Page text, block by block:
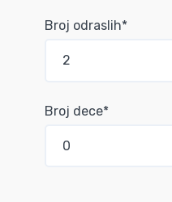
Broj odraslih*
Broj dece*